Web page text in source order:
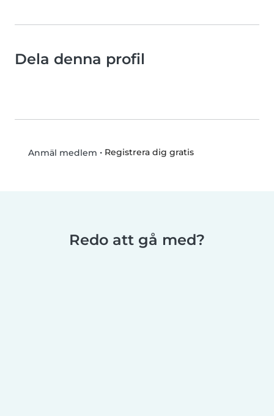
Dela denna profil
Anmäl medlem • Registrera dig gratis
Redo att gå med?